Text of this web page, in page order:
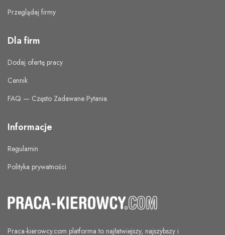
Przeglądaj firmy
Dla firm
Dodaj ofertę pracy
Cennik
FAQ — Często Zadawane Pytania
Informacje
Regulamin
Polityka prywatności
Praca-kierowcy.com platforma to najłatwiejszy, najszybszy i